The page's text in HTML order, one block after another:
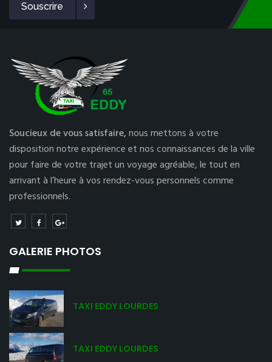
Souscrire
Soucieux de vous satisfaire,nous mettons à votre
disposition notre expérience et nos connaissances de la ville
pour faire de votre trajet un voyage agréable, le tout en
arrivant à l’heure à vos rendez-vous personnels comme
professionnels.
GALERIE PHOTOS
TAXI EDDY LOURDES
TAXI EDDY LOURDES